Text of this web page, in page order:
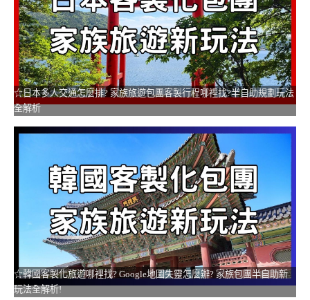
☆日本多人交通怎麼排? 家族旅遊包團客製行程哪裡找?半自助規劃玩法
全解析
☆韓國客製化旅遊哪裡找? Google地圖失靈怎麼辦? 家族包團半自助新
玩法全解析!